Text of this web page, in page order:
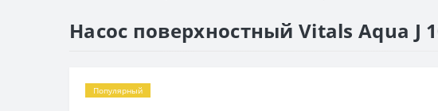
Насос поверхностный Vitals Аqua J
Популярный